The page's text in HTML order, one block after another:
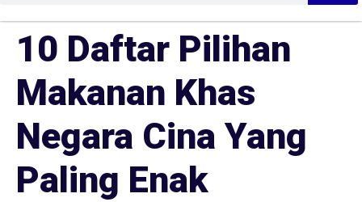
10 Daftar Pilihan
Makanan Khas
Negara Cina Yang
Paling Enak